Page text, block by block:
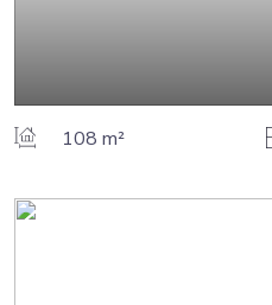
108 m²